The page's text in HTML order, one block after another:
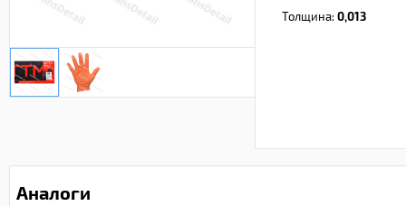
Толщина: 0,013
Аналоги